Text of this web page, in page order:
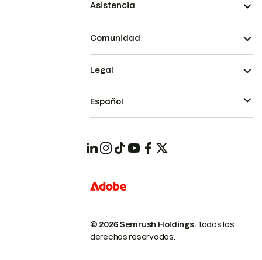
Asistencia
Comunidad
© 2026 Semrush Holdings.Todos los
derechos reservados.
Legal
Español